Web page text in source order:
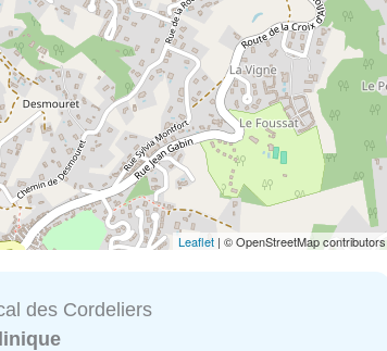
Leaflet | © OpenStreetMap contributors
des Cordeliers